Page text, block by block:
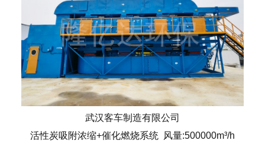
武汉客车制造有限公司
活性炭吸附浓缩+催化燃烧系统 风量:500000m³/h